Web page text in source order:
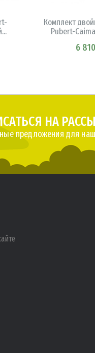
Комплект
Pubert-
6
НА
предложения для